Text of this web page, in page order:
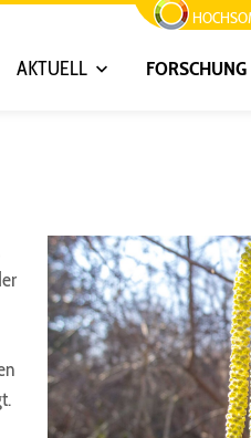
AKTUELL FORSCHUNG